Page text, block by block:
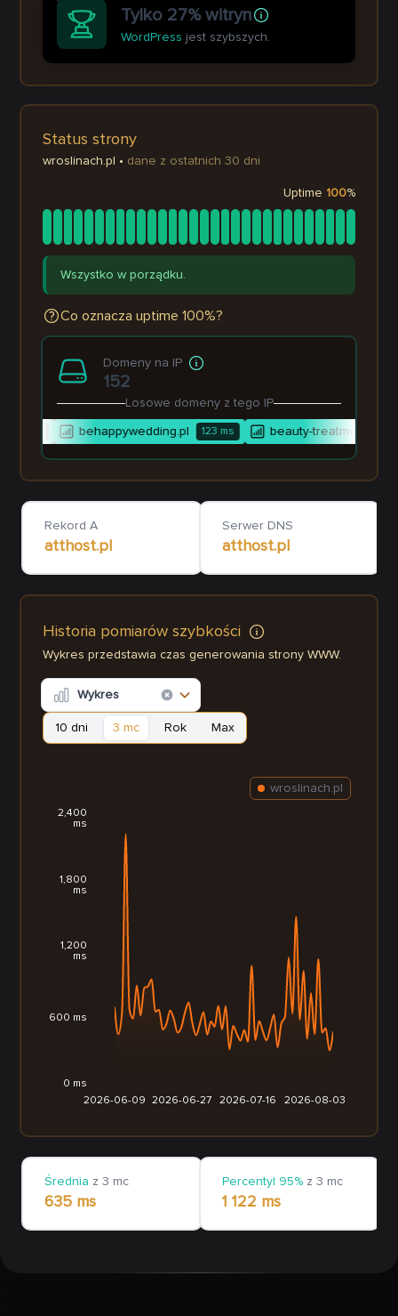
Tylko 27% witryn
WordPress jest szybszych.
Status strony
wroslinach.pl • dane z ostatnich 30 dni
Uptime 100%
Wszystko w porządku.
Co oznacza uptime 100%?
Domeny na IP
152
Losowe domeny z tego IP
behappywedding.pl 123ms beauty-treatments.pl
Rekord A
atthost.pl
Serwer DNS
atthost.pl
Historia pomiarów szybkości
Wykres przedstawia czas generowania strony WWW.
Wykres
10 dni 3 mc Rok Max
2026-06-09 2026-06-27 2026-07-16 2026-08-03
0 ms
600 ms
1,200
ms
1,800
ms
2,400
ms
wroslinach.pl
Średnia z 3 mc
635 ms
Percentyl 95% z 3 mc
1 122 ms